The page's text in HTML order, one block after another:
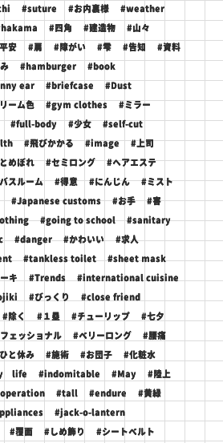
#suture #お内裏様 #weather
#四角 #建造物 #山々
安 #肩 #障がい #雫 #告知 #資料
#hamburger #book
ear #briefcase #Dust
ーム色 #gym clothes #ミラー
#full-body #少女 #self-cut
#飛びかかる #image #上司
めぼれ #セミロング #ヘアエステ
スルーム #得意 #にんじん #ミスト
#Japanese customs #お手 #害
#going to school #sanitary
#danger #かわいい #求人
#tankless toilet #sheet mask
キ #Trends #international cuisine
#びっくり #close friend
#除く #１塁 #チューリップ #七夕
ェッショナル #ベリーロング #腰痛
と休み #施術 #お団子 #化粧水
life #indomitable #May #陸上
#tall #endure #黄緑
#jack-o-lantern
#覆面 #しめ飾り #シートベルト